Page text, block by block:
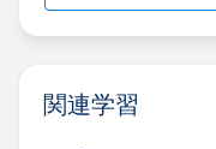
関連学習